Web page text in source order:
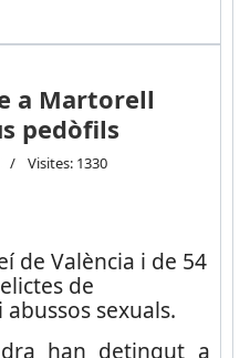
a Martorell
pedòfils
Visites: 1330
de València i de 54
de
sexuals.
han detingut a